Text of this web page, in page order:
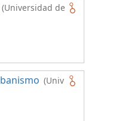
(Universidad de
(Univ